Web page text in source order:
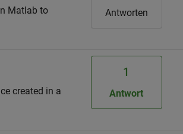
Matlab to
Antworten
created in a
1
Antwort